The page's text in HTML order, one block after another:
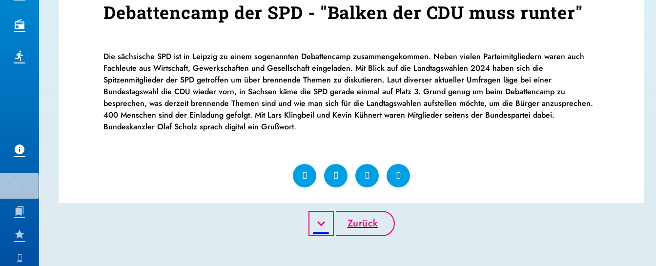
Debattencamp der SPD - "Balken der CDU muss runter"
Die sächsische SPD ist in Leipzig zu einem sogenannten Debattencamp zusammengekommen. Neben vielen Parteimitgliedern waren auch
Fachleute aus Wirtschaft, Gewerkschaften und Gesellschaft eingeladen. Mit Blick auf die Landtagswahlen 2024 haben sich die
Spitzenmitglieder der SPD getroffen um über brennende Themen zu diskutieren. Laut diverser aktueller Umfragen läge bei einer
Bundestagswahl die CDU wieder vorn, in Sachsen käme die SPD gerade einmal auf Platz 3. Grund genug um beim Debattencamp zu
besprechen, was derzeit brennende Themen sind und wie man sich für die Landtagswahlen aufstellen möchte, um die Bürger anzusprechen.
400 Menschen sind der Einladung gefolgt. Mit Lars Klingbeil und Kevin Kühnert waren Mitglieder seitens der Bundespartei dabei.
Bundeskanzler Olaf Scholz sprach digital ein Grußwort.
Zurück